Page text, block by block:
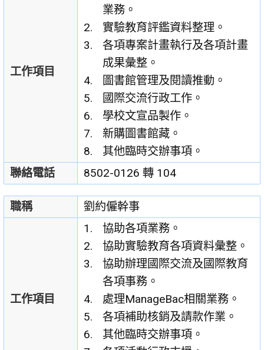
工作項目
業務。
實驗教育評鑑資料整理。
各項專案計畫執行及各項計畫
成果彙整。
圖書館管理及閱讀推動。
國際交流行政工作。
學校文宣品製作。
新購圖書館藏。
其他臨時交辦事項。
聯絡電話
8502-0126 轉 104
職稱 劉約僱幹事
工作項目
協助各項業務。
協助實驗教育各項資料彙整。
協助辦理國際交流及國際教育
各項事務。
處理ManageBac相關業務。
各項補助核銷及請款作業。
其他臨時交辦事項。